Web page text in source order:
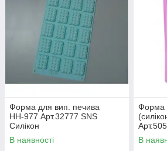
Форма для вип. печива
НН-977 Арт.32777 SNS
Силікон
В наявності
Форма
В